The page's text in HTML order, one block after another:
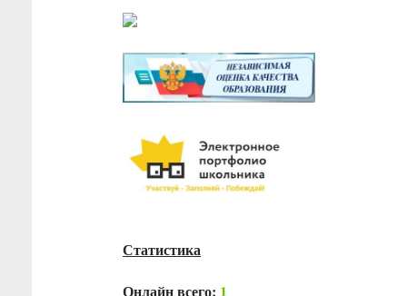
Статистика
Онлайн всего: 1